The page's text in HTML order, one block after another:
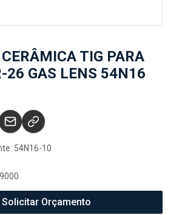
TIG PARA
26 GAS LENS 54N16
54N16-10
Solicitar Orçamento